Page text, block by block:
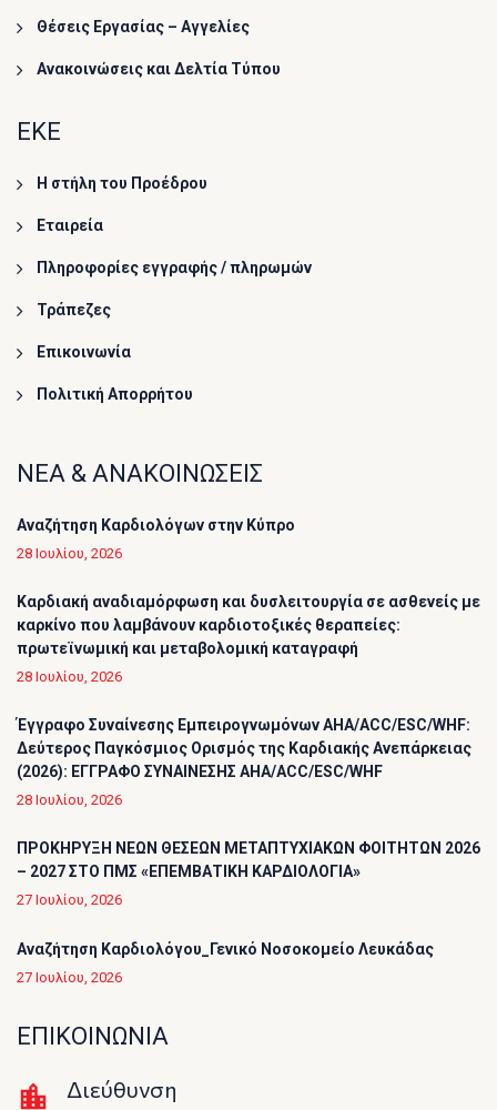
Θέσεις Εργασίας – Αγγελίες
Ανακοινώσεις και Δελτία Τύπου
ΕΚΕ
Η στήλη του Προέδρου
Εταιρεία
Πληροφορίες εγγραφής / πληρωμών
Τράπεζες
Επικοινωνία
Πολιτική Απορρήτου
ΝΕΑ & ΑΝΑΚΟΙΝΩΣΕΙΣ
Αναζήτηση Καρδιολόγων στην Κύπρο
28 Ιουλίου, 2026
Καρδιακή αναδιαμόρφωση και δυσλειτουργία σε ασθενείς με
καρκίνο που λαμβάνουν καρδιοτοξικές θεραπείες:
πρωτεϊνωμική και μεταβολομική καταγραφή
28 Ιουλίου, 2026
Έγγραφο Συναίνεσης Εμπειρογνωμόνων AHA/ACC/ESC/WHF:
Δεύτερος Παγκόσμιος Ορισμός της Καρδιακής Ανεπάρκειας
(2026): ΕΓΓΡΑΦΟ ΣΥΝΑΙΝΕΣΗΣ AHA/ACC/ESC/WHF
28 Ιουλίου, 2026
ΠΡΟΚΗΡΥΞΗ ΝΕΩΝ ΘΕΣΕΩΝ ΜΕΤΑΠΤΥΧΙΑΚΩΝ ΦΟΙΤΗΤΩΝ 2026
– 2027 ΣΤΟ ΠΜΣ «ΕΠΕΜΒΑΤΙΚΗ ΚΑΡΔΙΟΛΟΓΙΑ»
27 Ιουλίου, 2026
Αναζήτηση Καρδιολόγου_Γενικό Νοσοκομείο Λευκάδας
27 Ιουλίου, 2026
ΕΠΙΚΟΙΝΩΝΙΑ
Διεύθυνση